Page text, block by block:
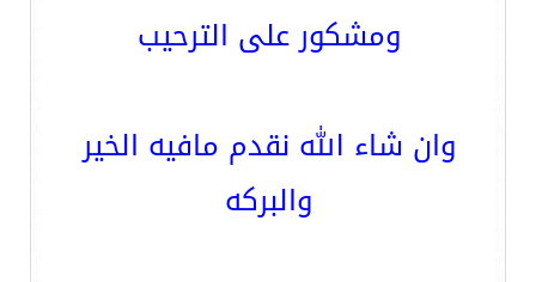
ومشكور على الترحيب
وان شاء الله نقدم مافيه الخير
والبركه